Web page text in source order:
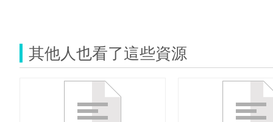
其他人也看了這些資源